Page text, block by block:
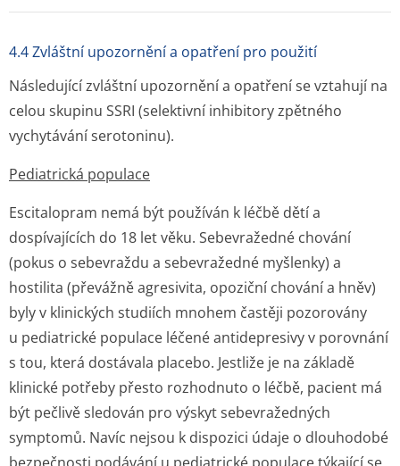
4.4 Zvláštní upozornění a opatření pro použití
Následující zvláštní upozornění a opatření se vztahují na
celou skupinu SSRI (selektivní inhibitory zpětného
vychytávání serotoninu).
Pediatrická populace
Escitalopram nemá být používán k léčbě dětí a
dospívajících do 18 let věku. Sebevražedné chování
(pokus o sebevraždu a sebevražedné myšlenky) a
hostilita (převážně agresivita, opoziční chování a hněv)
byly v klinických studiích mnohem častěji pozorovány
u pediatrické populace léčené antidepresivy v porovnání
s tou, která dostávala placebo. Jestliže je na základě
klinické potřeby přesto rozhodnuto o léčbě, pacient má
být pečlivě sledován pro výskyt sebevražedných
symptomů. Navíc nejsou k dispozici údaje o dlouhodobé